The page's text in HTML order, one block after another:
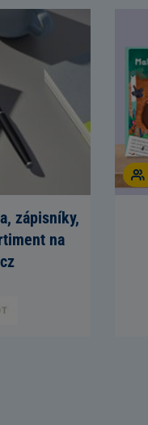
zápisníky,
na